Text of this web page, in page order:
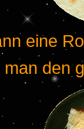
eine
den